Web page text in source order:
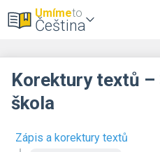
Umímeto
Čeština
Zápis a korektury textů
Korektury textů
škola